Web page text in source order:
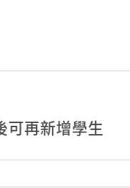
可再新增學生